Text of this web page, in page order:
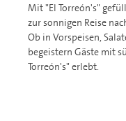
Mit "El Torreón's"
zur sonnigen Reise
Ob in Vorspeisen,
begeistern Gäste mit
Torreón's" erlebt.